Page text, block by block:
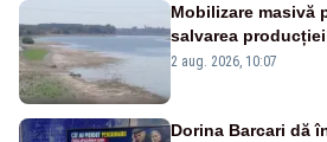
Mobilizare masivă
salvarea
va detona o stâncă
2 aug. 2026, 10:07
Dorina Barcari dă